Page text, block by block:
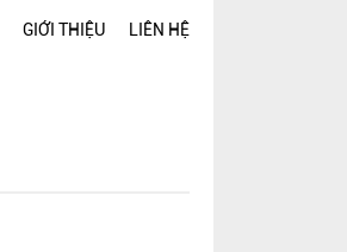
GIỚI THIỆU LIÊN HỆ